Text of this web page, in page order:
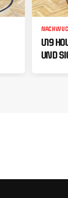
U19
UND